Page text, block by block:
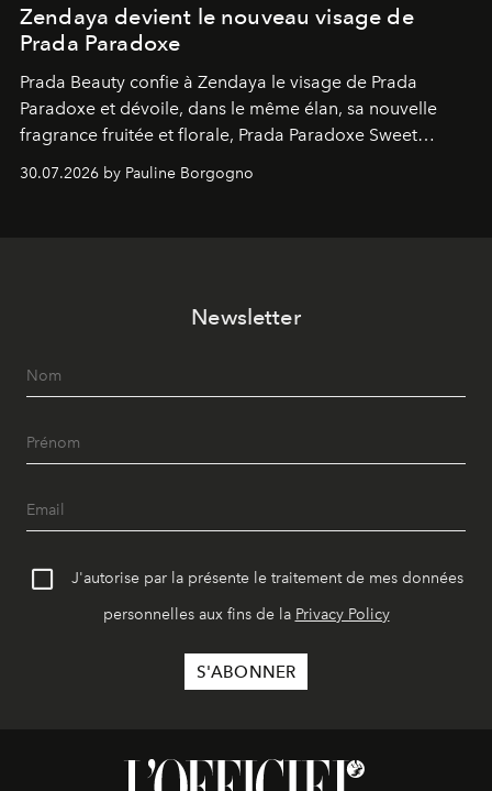
Zendaya devient le nouveau visage de
Prada Paradoxe
Prada Beauty confie à Zendaya le visage de Prada
Paradoxe et dévoile, dans le même élan, sa nouvelle
fragrance fruitée et florale, Prada Paradoxe Sweet
Chemistry Eau de Parfum.
30.07.2026 by Pauline Borgogno
Newsletter
J'autorise par la présente le traitement de mes données
personnelles aux fins de la Privacy Policy